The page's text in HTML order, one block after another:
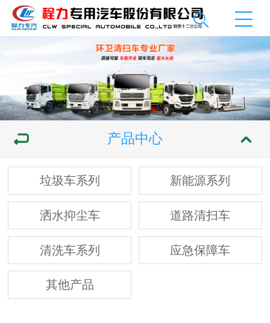
产品中心
垃圾车系列 新能源系列
洒水抑尘车 道路清扫车
清洗车系列 应急保障车
其他产品